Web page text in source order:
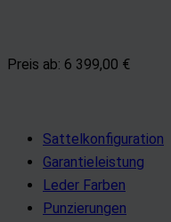
Preis ab: 6 399,00 €
Sattelkonfiguration
Garantieleistung
Leder Farben
Punzierungen